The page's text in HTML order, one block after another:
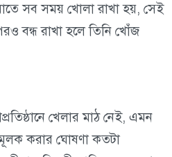
সব সময় খোলা রাখা হয়, সেই
বন্ধ রাখা হলে তিনি খোঁজ
খেলার মাঠ নেই, এমন
করার ঘোষণা কতটা